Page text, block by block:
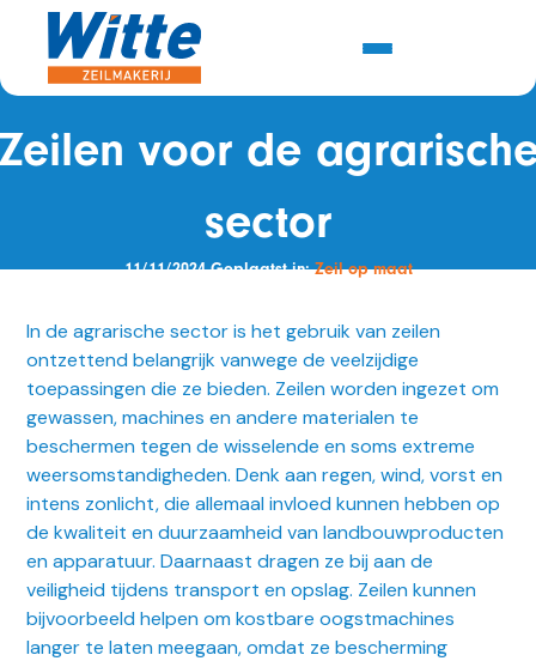
voor de
sector
11/11/2024 Geplaatst in:Zeil op maat
In de agrarische sector is het gebruik van zeilen
ontzettend belangrijk vanwege de veelzijdige
toepassingen die ze bieden. Zeilen worden ingezet om
gewassen, machines en andere materialen te
beschermen tegen de wisselende en soms extreme
weersomstandigheden. Denk aan regen, wind, vorst en
intens zonlicht, die allemaal invloed kunnen hebben op
de kwaliteit en duurzaamheid van landbouwproducten
en apparatuur. Daarnaast dragen ze bij aan de
veiligheid tijdens transport en opslag. Zeilen kunnen
bijvoorbeeld helpen om kostbare oogstmachines
langer te laten meegaan, omdat ze bescherming